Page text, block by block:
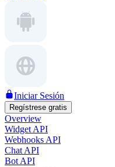
Iniciar Sesión
Regístrese gratis
Overview
Widget API
Webhooks API
Chat API
Bot API